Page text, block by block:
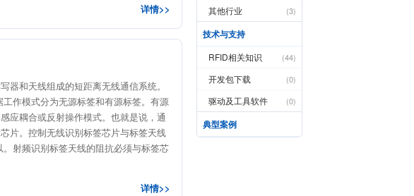
详情>>
器和天线组成的短距离无线通信系统。
作模式分为无源标签和有源标签。有源
应耦合或反射操作模式。也就是说，通
片。控制无线识别标签芯片与标签天线
射频识别标签天线的阻抗必须与标签芯
详情>>
其他行业 (3)
技术与支持
RFID相关知识 (44)
开发包下载 (0)
驱动及工具软件 (0)
典型案例